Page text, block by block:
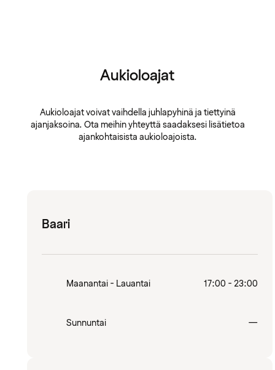
Aukioloajat
Aukioloajat voivat vaihdella juhlapyhinä ja tiettyinä
ajanjaksoina. Ota meihin yhteyttä saadaksesi lisätietoa
ajankohtaisista aukioloajoista.
Baari
Maanantai - Lauantai 17:00 - 23:00
Sunnuntai —